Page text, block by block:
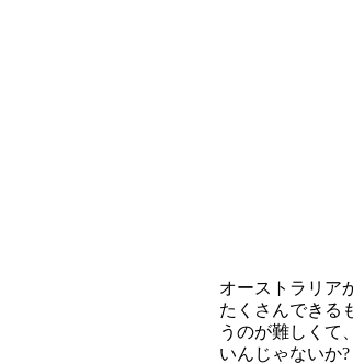
オーストラリア
たくさんできる
うのが難しくて
いんじゃないか?